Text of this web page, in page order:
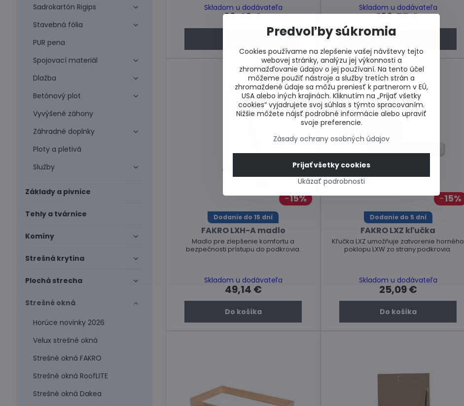
Skladom u dodávateľa
33,46 €
Skladom u dodávateľa
196,55 €
15%
Dodanie do 15 dní
FAKRO LXH-A madlo
Madlo pre zlepšenie komfortu a
bezpečnosti prístupu do podkrovia.
Skladom u dodávateľa
49,14 €
Do košíka
15%
Dodanie do 5 dní
FAKRO LXZ kľučka
Kľučka LXZ umožňuje zatvorenie horného
poklopu LXW zo strany podkrovia.
Skladom u dodávateľa
25,09 €
Do košíka
Sadrokartón Rigips
Stavebná fólia
PUR pena
Spojovací materiál
Dlažba
Betónový plot
Vyvýšené záhony
Záhradné doplnky
Ploty a pletivá
Služby
Základy a pivnice
Tehly a tvárnice
Komíny
Strešná krytina
Plochá strecha
Strešné okná
Horúce novinky 2026
Velux strešné okná
Strešné okná FAKRO
Strešné okná RoofLITE
Strešné okná Dakea
Predvoľby súkromia
Cookies používame na zlepšenie vašej návštevy tejto
webovej stránky, analýzu jej výkonnosti a
zhromažďovanie údajov o jej používaní. Na tento účel
môžeme použiť nástroje a služby tretích strán a
zhromaždené údaje sa môžu preniesť k partnerom v EÚ,
USA alebo iných krajinách. Kliknutím na „Prijať všetky
cookies“ vyjadrujete svoj súhlas s týmto spracovaním.
Nižšie môžete nájsť podrobné informácie alebo upraviť
svoje preferencie.
Zásady ochrany osobných údajov
Ukázať podrobnosti
Prijať všetky cookies